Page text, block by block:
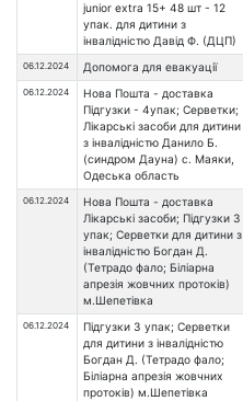
junior extra 15+ 48 шт - 12
упак. для дитини з
інвалідністю Давід Ф. (ДЦП)
06.12.2024 Допомога для евакуації
06.12.2024
Нова Пошта - доставка
Підгузки - 4упак; Серветки;
Лікарські засоби для дитини
з інвалідністю Данило Б.
(синдром Дауна) с. Маяки,
Одеська область
06.12.2024
Нова Пошта - доставка
Лікарські засоби; Підгузки 3
упак; Серветки для дитини з
інвалідністю Богдан Д.
(Тетрадо фало; Біліарна
апрезія жовчних протоків)
м.Шепетівка
06.12.2024
Підгузки 3 упак; Серветки
для дитини з інвалідністю
Богдан Д. (Тетрадо фало;
Біліарна апрезія жовчних
протоків) м.Шепетівка